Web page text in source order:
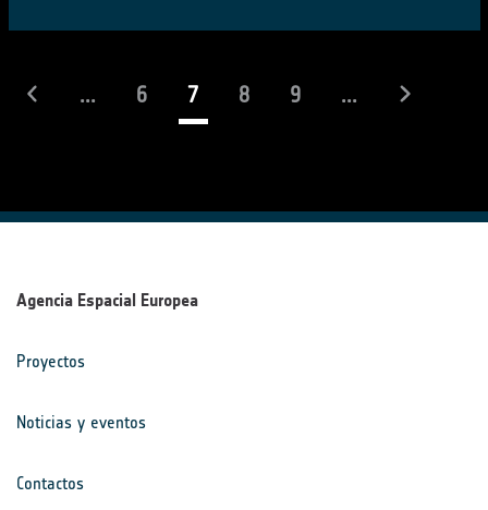
... 6 7(actual)
8 9 ...
Agencia Espacial Europea
Proyectos
Noticias y eventos
Contactos